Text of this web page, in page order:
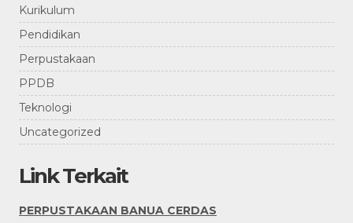
Kurikulum
Pendidikan
Perpustakaan
PPDB
Teknologi
Uncategorized
Link Terkait
PERPUSTAKAAN BANUA CERDAS